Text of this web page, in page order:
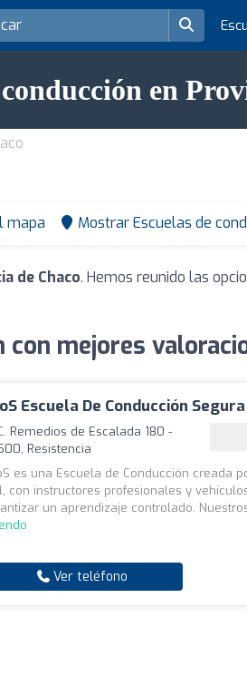
en
mapa Mostrar Escuelas de
de Chaco. Hemos reunido las
con mejores
Escuela De Conducción Segura
Remedios de Escalada 180 -
Resistencia
es una Escuela de Conducción creada
con instructores profesionales y
un aprendizaje controlado.
Ver teléfono